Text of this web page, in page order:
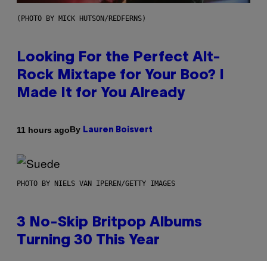
(PHOTO BY MICK HUTSON/REDFERNS)
Looking For the Perfect Alt-
Rock Mixtape for Your Boo? I
Made It for You Already
11 hours agoBy Lauren Boisvert
PHOTO BY NIELS VAN IPEREN/GETTY IMAGES
3 No-Skip Britpop Albums
Turning 30 This Year